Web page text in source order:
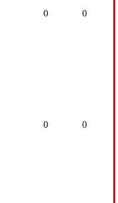
0 0
0 0